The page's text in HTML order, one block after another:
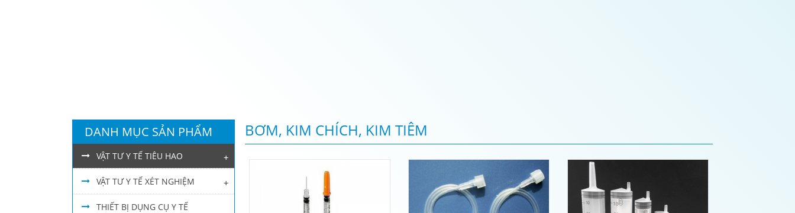
DANH MỤC SẢN PHẨM
+
VẬT TƯ Y TẾ TIÊU HAO
+
VẬT TƯ Y TẾ XÉT NGHIỆM
THIẾT BỊ DỤNG CỤ Y TẾ
BƠM, KIM CHÍCH, KIM TIÊM